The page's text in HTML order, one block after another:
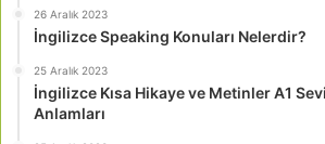
26 Aralık 2023
İngilizce Speaking Konuları Nelerdir?
25 Aralık 2023
İngilizce Kısa Hikaye ve Metinler A1
Anlamları